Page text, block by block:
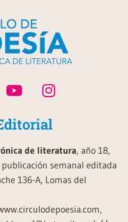
de literatura, año 18,
semanal editada
136-A, Lomas del